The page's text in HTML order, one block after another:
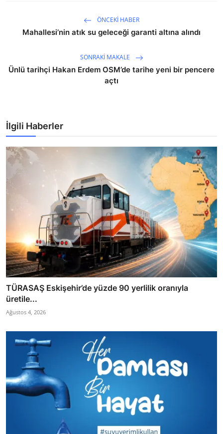
ÖNCEKI HABER
Mahallesi’nin atık su geleceği garanti altına alındı
SONRAKI MAKALE
Ünlü tarihçi Hakan Erdem OSM’de tarihe yeni bir pencere
açtı
İlgili Haberler
TÜRASAŞ Eskişehir’de yüzde 90 yerlilik oranıyla
üretile...
Ağustos 4, 2026